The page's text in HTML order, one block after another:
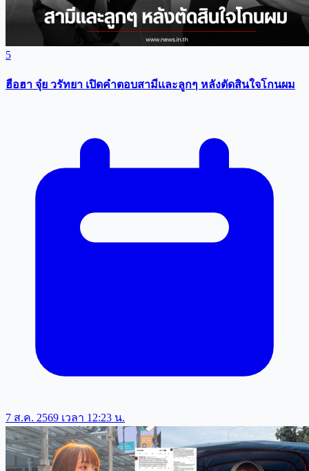
5
ฮือฮา จุ๋ย วรัทยา เปิดคำตอบสามีเเละลูกๆ หลังตัดสินใจโกนผม
7 ส.ค. 2569 เวลา 12:23 น.